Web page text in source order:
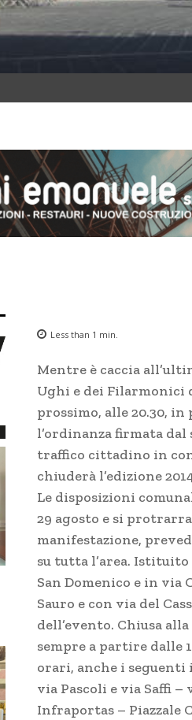
Less than 1 min.
Mentre è caccia
Ughi e dei Filarmonici
prossimo, alle 20.30,
l’ordinanza firmata
traffico cittadino in
chiuderà l’edizione
Le disposizioni
29 agosto e si
manifestazione,
su tutta l’area.
San Domenico e in
Sauro e con via del
dell’evento. Chiusa
sempre a partire dalle
orari, anche i seguenti
via Pascoli e via Saffi
Infraportas – Piazzale